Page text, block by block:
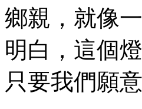
鄉親，就像
明白，這個
只要我們願